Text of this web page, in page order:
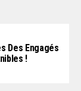
Des Engagés
!